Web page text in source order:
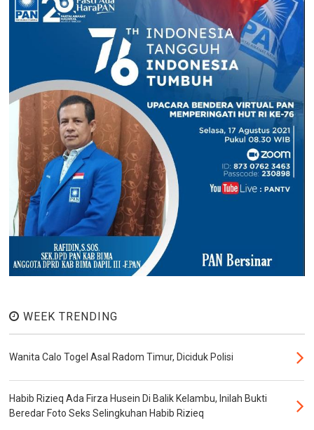
WEEK TRENDING
Wanita Calo Togel Asal Radom Timur, Diciduk Polisi
Habib Rizieq Ada Firza Husein Di Balik Kelambu, Inilah Bukti
Beredar Foto Seks Selingkuhan Habib Rizieq